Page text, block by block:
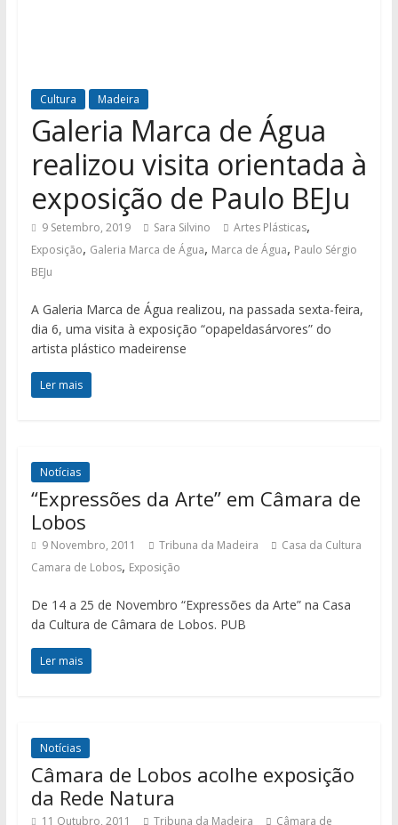
Cultura Madeira
Galeria Marca de Água
realizou visita orientada à
exposição de Paulo BEJu
9 Setembro, 2019 Sara Silvino Artes Plásticas,
Exposição, Galeria Marca de Água, Marca de Água, Paulo Sérgio
BEJu
A Galeria Marca de Água realizou, na passada sexta-feira,
dia 6, uma visita à exposição “opapeldasárvores” do
artista plástico madeirense
Ler mais
Notícias
“Expressões da Arte” em Câmara de
Lobos
9 Novembro, 2011 Tribuna da Madeira
Casa da Cultura
Camara de Lobos, Exposição
De 14 a 25 de Novembro “Expressões da Arte” na Casa
da Cultura de Câmara de Lobos. PUB
Ler mais
Notícias
Câmara de Lobos acolhe exposição
da Rede Natura
11 Outubro, 2011 Tribuna da Madeira
Câmara de